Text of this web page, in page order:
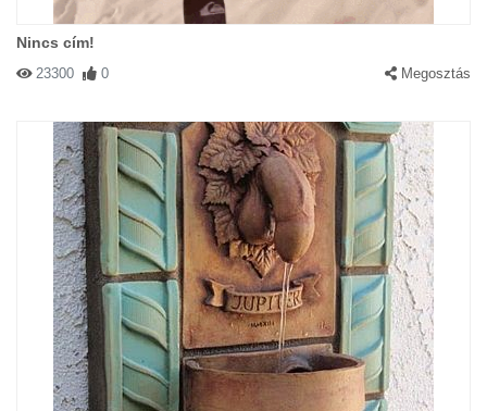
Nincs cím!
23300 0 Megosztás